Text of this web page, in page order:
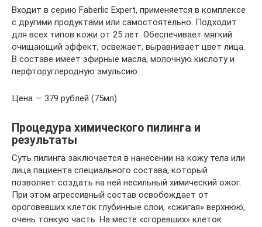
Входит в серию Faberlic Expert, применяется в комплексе
с другими продуктами или самостоятельно. Подходит
для всех типов кожи от 25 лет. Обеспечивает мягкий
очищающий эффект, освежает, выравнивает цвет лица.
В составе имеет эфирные масла, молочную кислоту и
перфторуглеродную эмульсию.
Цена — 379 рублей (75мл).
Процедура химического пилинга и
результаты
Суть пилинга заключается в нанесении на кожу тела или
лица пациента специального состава, который
позволяет создать на ней несильный химический ожог.
При этом агрессивный состав освобождает от
ороговевших клеток глубинные слои, «сжигая» верхнюю,
очень тонкую часть. На месте «сгоревших» клеток